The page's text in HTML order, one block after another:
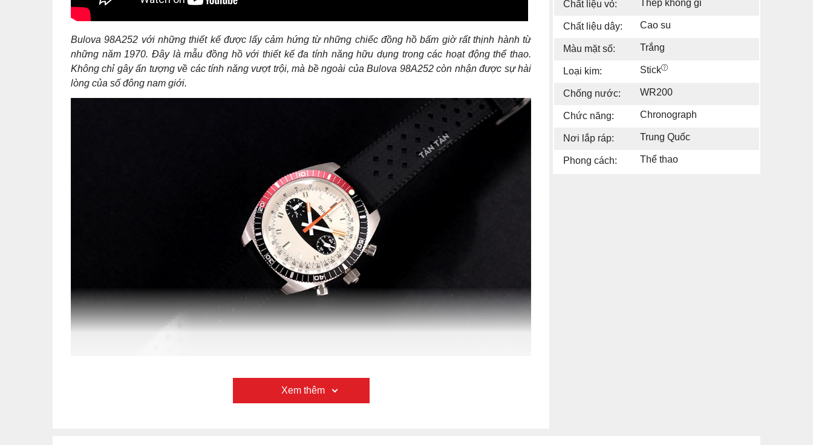
Bulova 98A252 với những thiết kế được lấy cảm hứng từ những chiếc đồng hồ bấm giờ rất thịnh hành từ
những năm 1970. Đây là mẫu đồng hồ với thiết kế đa tính năng hữu dụng trong các hoạt động thể thao.
Không chỉ gây ấn tượng về các tính năng vượt trội, mà bề ngoài của Bulova 98A252 còn nhận được sự hài
lòng của số đông nam giới.
1. Phong cách thiết kế năng động, chuẩn đồng hồ lặn (Diver Watch)
Xem thêm
Chất liệu vỏ:
Thép không gỉ
Chất liệu dây: Cao su
Màu mặt số: Trắng
Loại kim: Stick
Chống nước: WR200
Chức năng: Chronograph
Nơi lắp ráp: Trung Quốc
Phong cách: Thể thao